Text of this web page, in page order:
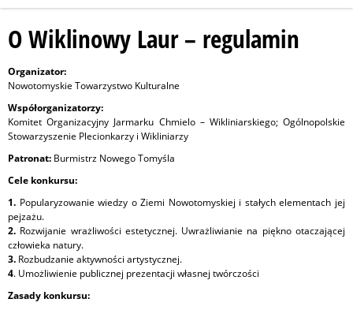
O Wiklinowy Laur – regulamin
Organizator:
Nowotomyskie Towarzystwo Kulturalne
Współorganizatorzy:
Komitet Organizacyjny Jarmarku Chmielo – Wikliniarskiego; Ogólnopolskie
Stowarzyszenie Plecionkarzy i Wikliniarzy
Patronat: Burmistrz Nowego Tomyśla
Cele konkursu:
1. Popularyzowanie wiedzy o Ziemi Nowotomyskiej i stałych elementach jej
pejzażu.
2. Rozwijanie wrażliwości estetycznej. Uwrażliwianie na piękno otaczającej
człowieka natury.
3. Rozbudzanie aktywności artystycznej.
4. Umożliwienie publicznej prezentacji własnej twórczości
Zasady konkursu: